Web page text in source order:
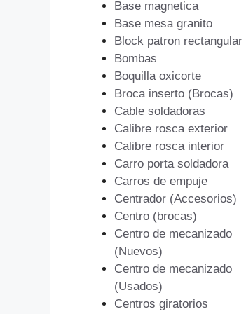
Base magnetica
Base mesa granito
Block patron rectangular
Bombas
Boquilla oxicorte
Broca inserto (Brocas)
Cable soldadoras
Calibre rosca exterior
Calibre rosca interior
Carro porta soldadora
Carros de empuje
Centrador (Accesorios)
Centro (brocas)
Centro de mecanizado
(Nuevos)
Centro de mecanizado
(Usados)
Centros giratorios